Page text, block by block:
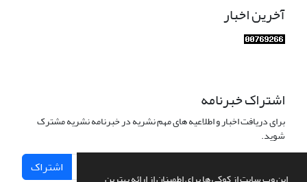
آخرین اخبار
اشتراک خبرنامه
برای دریافت اخبار و اطلاعیه های مهم نشریه در خبرنامه نشریه مشترک
شوید.
اشتراک